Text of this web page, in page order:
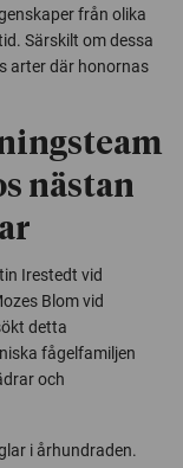
från olika
Särskilt om dessa
arter där honornas
nästan
Irestedt vid
Blom vid
detta
fågelfamiljen
och
i århundraden.